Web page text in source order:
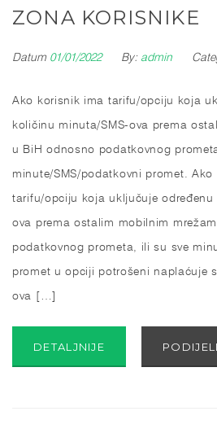
ZONA KORISNIKE
Datum 01/01/2022 By: admin
Ako korisnik ima tarifu/opciju koja
količinu minuta/SMS-ova prema
u BiH odnosno podatkovnog
minute/SMS/podatkovni promet.
tarifu/opciju koja uključuje određenu
ova prema ostalim mobilnim
podatkovnog prometa, ili su sve
promet u opciji potrošeni naplaćuje
ova […]
DETALJNIJE PODIJELI